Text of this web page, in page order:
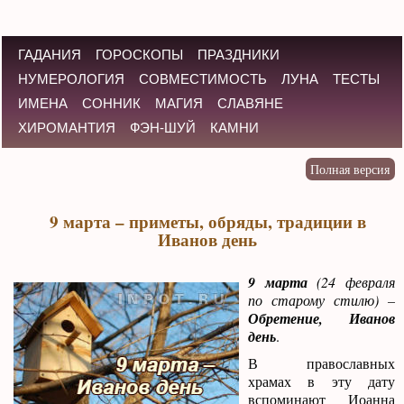
ГАДАНИЯ ГОРОСКОПЫ
ПРАЗДНИКИ
НУМЕРОЛОГИЯ
СОВМЕСТИМОСТЬ ЛУНА
ТЕСТЫ
ИМЕНА
СОННИК МАГИЯ
СЛАВЯНЕ
ХИРОМАНТИЯ
ФЭН-ШУЙ КАМНИ
9 марта – приметы, обряды, традиции в
Иванов день
9 марта(24 февраля
по старому стилю) –
Обретение, Иванов
день.
В православных
храмах в эту дату
вспоминают Иоанна